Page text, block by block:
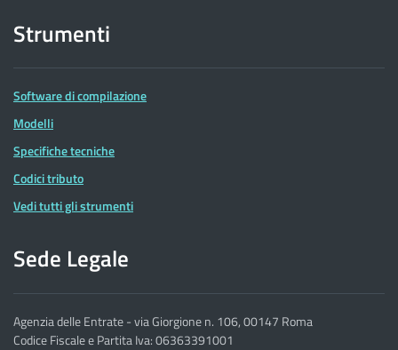
Strumenti
Software di compilazione
Modelli
Specifiche tecniche
Codici tributo
Vedi tutti gli strumenti
Sede Legale
Agenzia delle Entrate - via Giorgione n. 106, 00147 Roma
Codice Fiscale e Partita Iva: 06363391001